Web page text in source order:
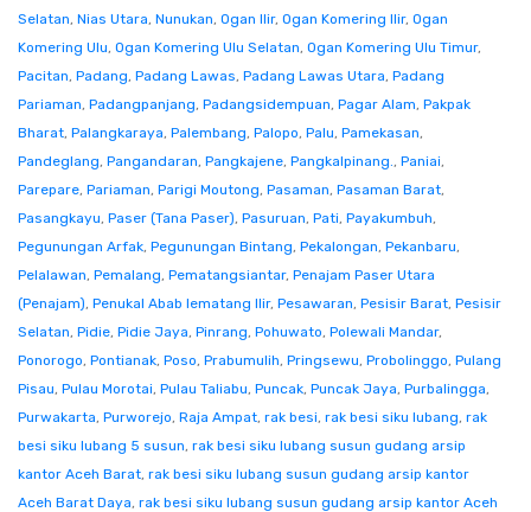
Selatan, Nias Utara, Nunukan, Ogan Ilir, Ogan Komering Ilir, Ogan
Komering Ulu, Ogan Komering Ulu Selatan, Ogan Komering Ulu Timur,
Pacitan, Padang, Padang Lawas, Padang Lawas Utara, Padang
Pariaman, Padangpanjang, Padangsidempuan, Pagar Alam, Pakpak
Bharat, Palangkaraya, Palembang, Palopo, Palu, Pamekasan,
Pandeglang, Pangandaran, Pangkajene, Pangkalpinang., Paniai,
Parepare, Pariaman, Parigi Moutong, Pasaman, Pasaman Barat,
Pasangkayu, Paser (Tana Paser), Pasuruan, Pati, Payakumbuh,
Pegunungan Arfak, Pegunungan Bintang, Pekalongan, Pekanbaru,
Pelalawan, Pemalang, Pematangsiantar, Penajam Paser Utara
(Penajam), Penukal Abab lematang Ilir, Pesawaran, Pesisir Barat, Pesisir
Selatan, Pidie, Pidie Jaya, Pinrang, Pohuwato, Polewali Mandar,
Ponorogo, Pontianak, Poso, Prabumulih, Pringsewu, Probolinggo, Pulang
Pisau, Pulau Morotai, Pulau Taliabu, Puncak, Puncak Jaya, Purbalingga,
Purwakarta, Purworejo, Raja Ampat, rak besi, rak besi siku lubang, rak
besi siku lubang 5 susun, rak besi siku lubang susun gudang arsip
kantor Aceh Barat, rak besi siku lubang susun gudang arsip kantor
Aceh Barat Daya, rak besi siku lubang susun gudang arsip kantor Aceh